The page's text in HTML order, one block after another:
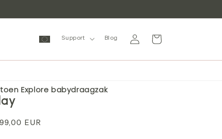
Support Blog InloggenWinkelwagen
Explore babydraagzak
EUR